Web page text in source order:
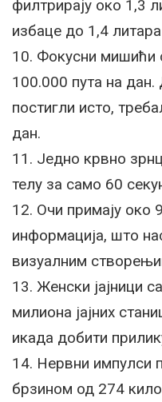
филтрирају око 1,3
избаце до 1,4
10. Фокусни мишићи
100.000 пута на
постигли исто,
дан.
11. Једно крвно
телу за само 60
12. Очи примају око
информација, што
визуалним
13. Женски јајници
милиона јајних
икада добити
14. Нервни импулси
брзином од 274